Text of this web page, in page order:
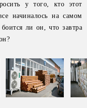
у того, кто этот
начиналось на самом
ли он, что завтра